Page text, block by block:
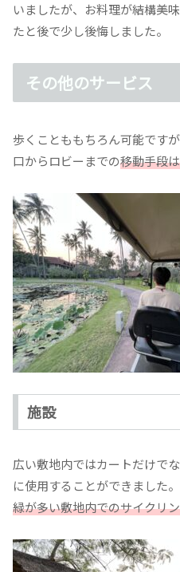
いましたが、お料理が結構美
たと後で少し後悔しました。
その他のサービス
歩くことももちろん可能です
口からロビーまでの移動手段は
施設
広い敷地内ではカートだけでな
に使用することができました。
緑が多い敷地内でのサイクリ